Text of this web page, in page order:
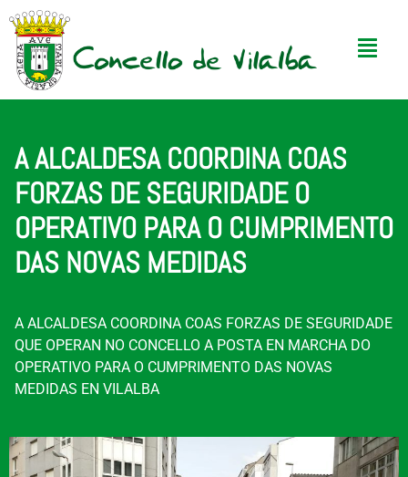
A ALCALDESA COORDINA COAS
FORZAS DE SEGURIDADE O
OPERATIVO PARA O CUMPRIMENTO
DAS NOVAS MEDIDAS
A ALCALDESA COORDINA COAS FORZAS DE SEGURIDADE
QUE OPERAN NO CONCELLO A POSTA EN MARCHA DO
OPERATIVO PARA O CUMPRIMENTO DAS NOVAS
MEDIDAS EN VILALBA